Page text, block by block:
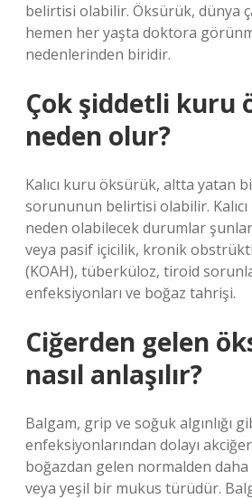
belirtisi olabilir. Öksürük, dünya
hemen her yaşta doktora
nedenlerinden biridir.
Çok şiddetli kuru
neden olur?
Kalıcı kuru öksürük, altta yatan
sorununun belirtisi olabilir.
neden olabilecek durumlar
veya pasif içicilik, kronik
(KOAH), tüberküloz, tiroid
enfeksiyonları ve boğaz tahrişi.
Ciğerden gelen
nasıl anlaşılır?
Balgam, grip ve soğuk algınlığı
enfeksiyonlarından dolayı
boğazdan gelen normalden daha
veya yeşil bir mukus türüdür.